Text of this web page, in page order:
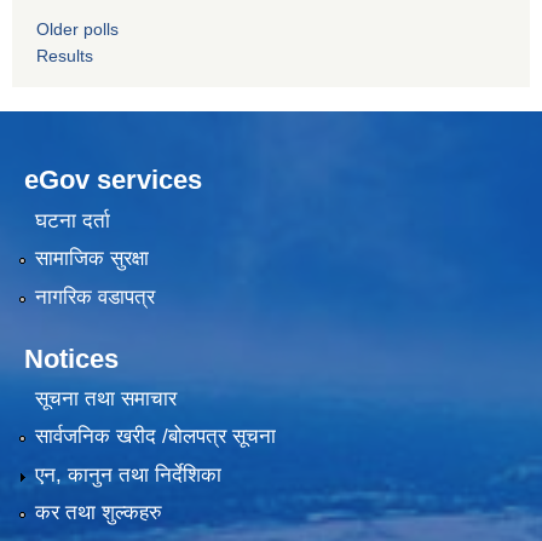
Older polls
Results
eGov services
घटना दर्ता
सामाजिक सुरक्षा
नागरिक वडापत्र
Notices
सूचना तथा समाचार
सार्वजनिक खरीद /बोलपत्र सूचना
एन, कानुन तथा निर्देशिका
कर तथा शुल्कहरु